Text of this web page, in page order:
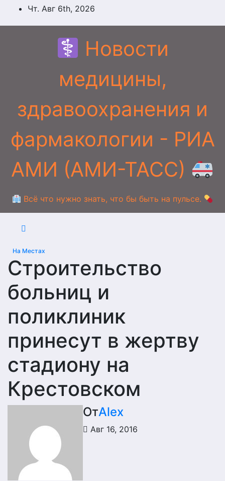
ПерейтиЧт. Авг 6th, 2026
Новости
медицины,
здравоохранения и
фармакологии - РИА
АМИ (АМИ-ТАСС)
Всё что нужно знать, что бы быть на пульсе.
На Местах
Строительство
больниц и
поликлиник
принесут в жертву
стадиону на
Крестовском
ОтAlex
Авг 16, 2016